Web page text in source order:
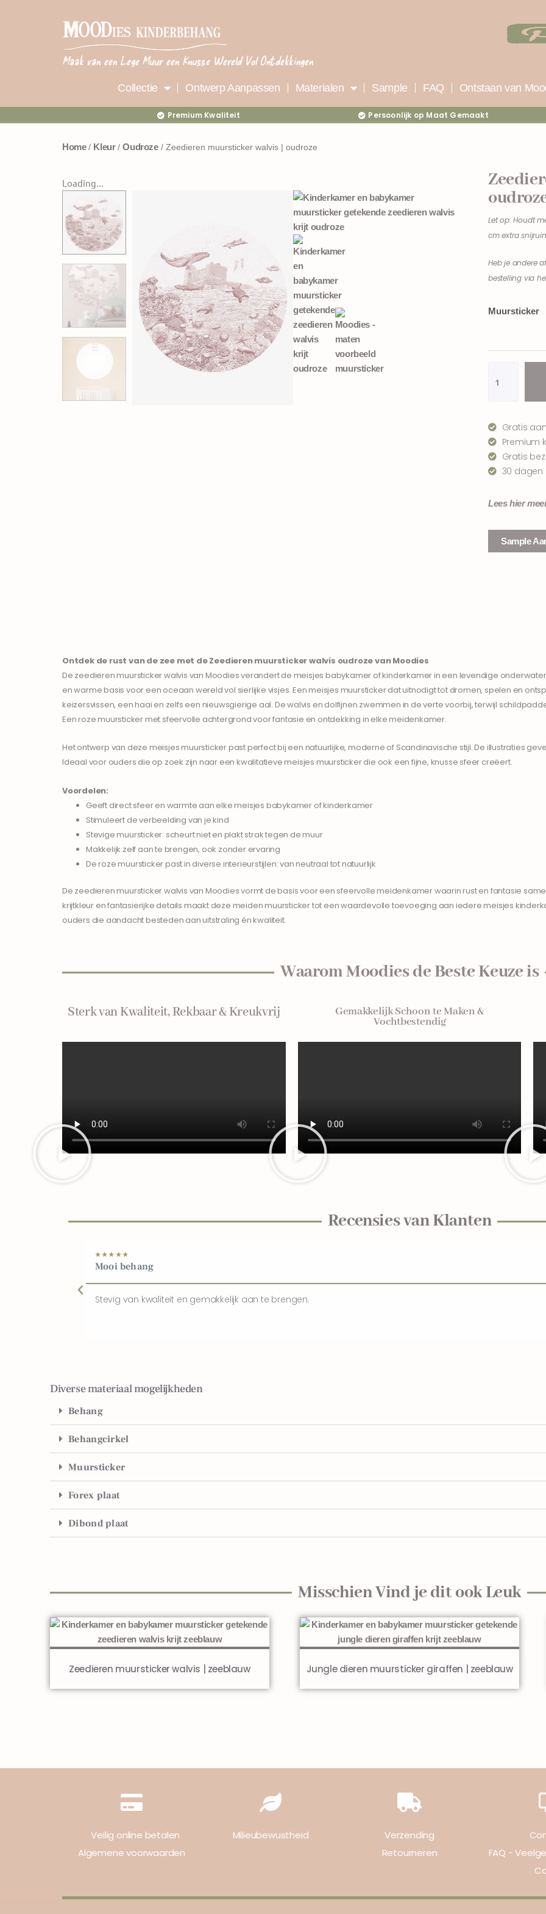
Maak van een Lege Muur een Knusse Wereld Vol Ontdekkingen
Collectie Ontwerp Aanpassen Materialen Sample FAQ Ontstaan van
Premium Kwaliteit Persoonlijk op Maat Gemaakt
Home/ Kleur/Oudroze/ Zeedieren muursticker walvis | oudroze
Loading...
Let op: Houdt
cm extra
Heb je andere
bestelling via
Muursticker
Zeedieren
|
aantal
Gratis
Premium
Gratis
30 dagen
Lees hier
Sample
Ontdek de rust van de zee met deZeedierenmuursticker walvis oudrozevan Moodies
De zeedieren muursticker walvis van Moodies verandert de meisjes babykamer of kinderkamer in een levendige
en warme basis voor een oceaan wereld vol sierlijke visjes. Een meisjes muursticker dat uitnodigt tot dromen, spelen en
keizersvissen, een haai en zelfs een nieuwsgierige aal. De walvis en dolfijnen zwemmen in de verte voorbij, terwijl
Een roze muursticker met sfeervolle achtergrond voor fantasie en ontdekking in elke meidenkamer.
Het ontwerp van deze meisjes muursticker past perfect bij een natuurlijke, moderne of Scandinavische stijl. De illustraties
Ideaal voor ouders die op zoek zijn naar een kwalitatieve meisjes muursticker die ook een fijne, knusse sfeer creëert.
Voordelen:
Geeft direct sfeer en warmte aan elke meisjes babykamer of kinderkamer
Stimuleert de verbeelding van je kind
Stevige muursticker: scheurt niet en plakt strak tegen de muur
Makkelijk zelf aan te brengen, ook zonder ervaring
De roze muursticker past in diverse interieurstijlen: van neutraal tot natuurlijk
De zeedieren muursticker walvis van Moodies vormt de basis voor een sfeervolle meidenkamer waarin rust en fantasie
krijtkleur en fantasierijke details maakt deze meiden muursticker tot een waardevolle toevoeging aan iedere meisjes
ouders die aandacht besteden aan uitstraling én kwaliteit.
Waarom Moodies de Beste Keuze is
Sterk van Kwaliteit, Rekbaar & Kreukvrij Gemakkelijk Schoon te Maken &
Vochtbestendig
Recensies van Klanten
★ ★ ★ ★★
Mooi behang
Stevig van kwaliteit en gemakkelijk aan te brengen.
Diverse materiaal mogelijkheden
Behang
Behangcirkel
Muursticker
Forex plaat
Dibond plaat
Misschien Vind je dit ook Leuk
Zeedieren muursticker walvis | zeeblauw Jungle dieren muursticker giraffen | zeeblauw
Veilig online betalen
Algemene voorwaarden
Milieubewustheid
Verzending
Retourneren
FAQ -